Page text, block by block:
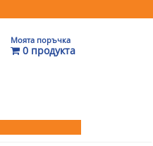
Моята поръчка
0 продукта